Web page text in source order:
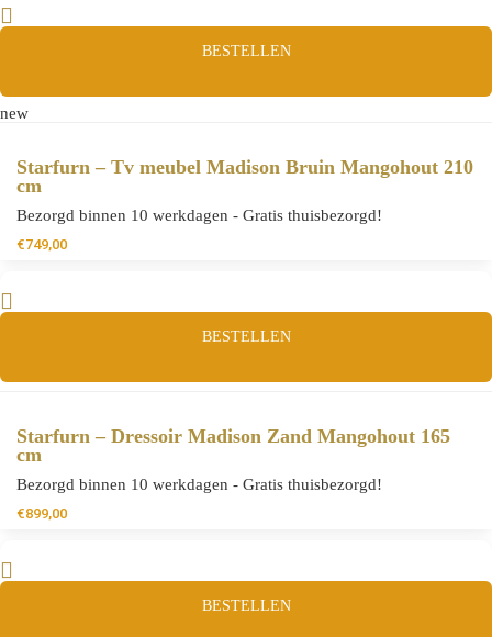
BESTELLEN
new
Starfurn – Tv meubel Madison Bruin Mangohout 210
cm
Bezorgd binnen 10 werkdagen - Gratis thuisbezorgd!
€749,00
BESTELLEN
Starfurn – Dressoir Madison Zand Mangohout 165
cm
Bezorgd binnen 10 werkdagen - Gratis thuisbezorgd!
€899,00
BESTELLEN